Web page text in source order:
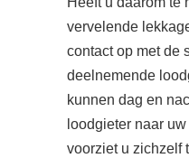
vervelende
contact op met de
deelnemende
kunnen dag en
loodgieter naar
voorziet u zichzelf